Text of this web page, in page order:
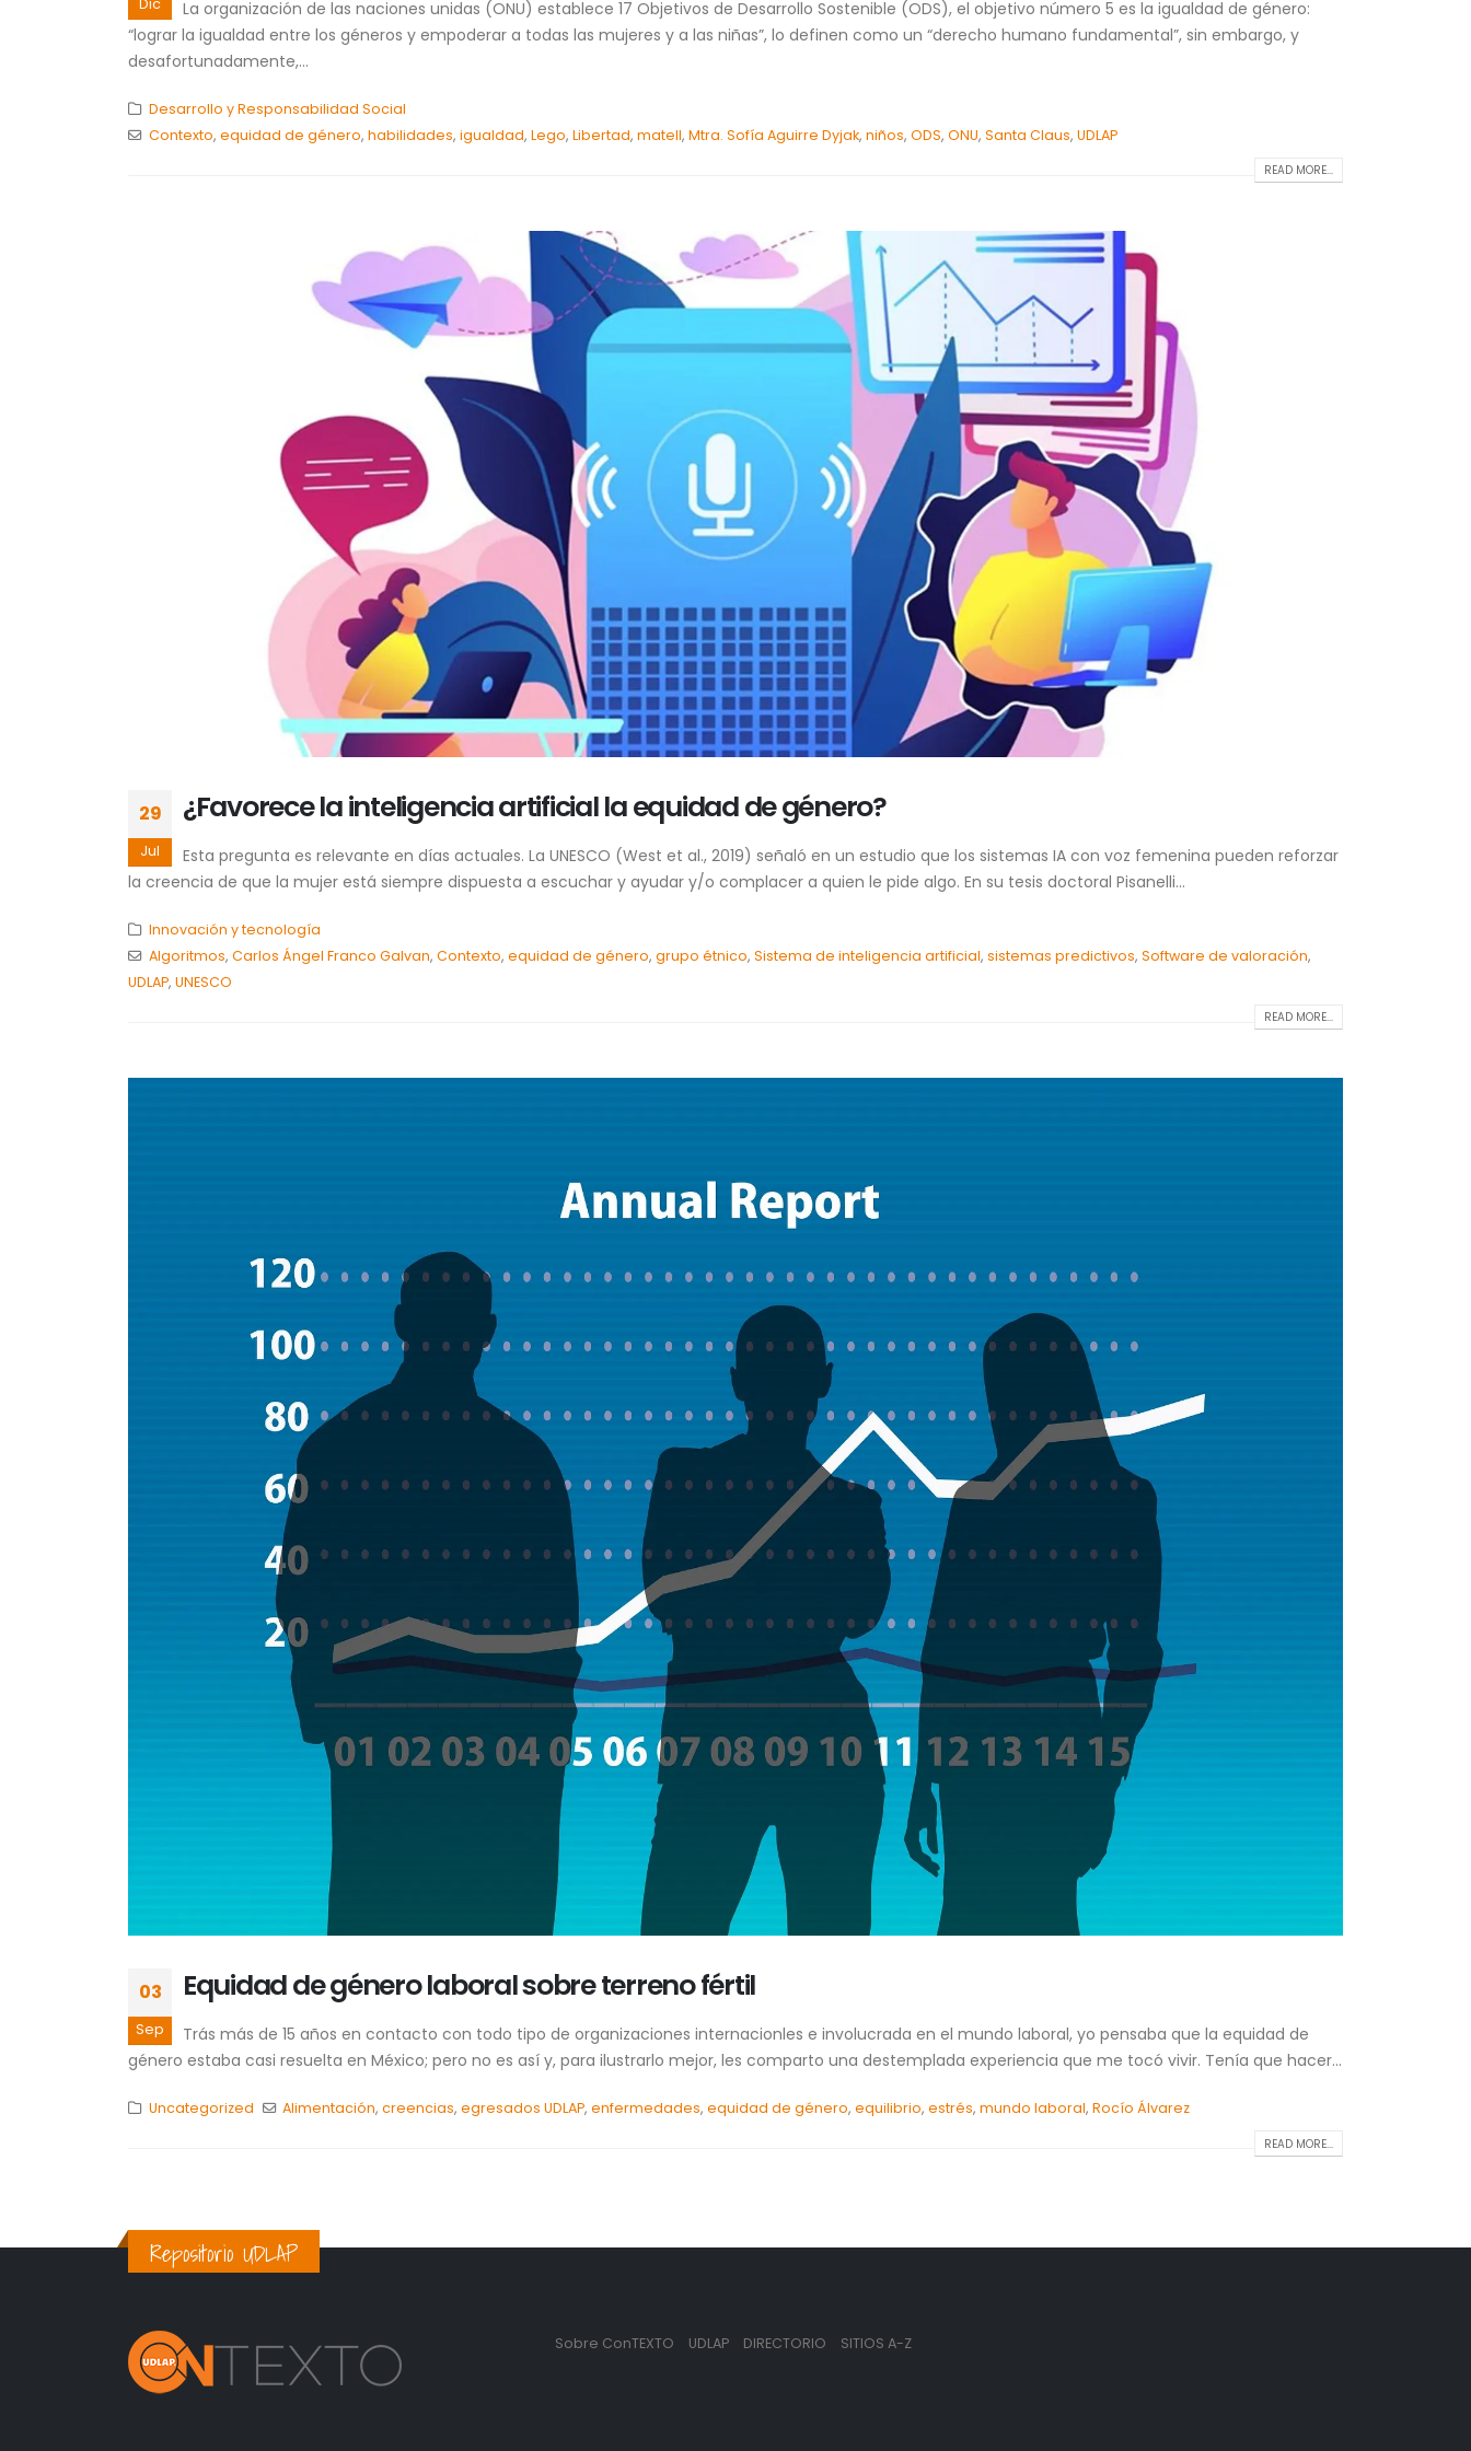
Dic
La organización de las naciones unidas (ONU) establece 17 Objetivos de Desarrollo Sostenible (ODS), el objetivo número 5 es la igualdad de género:
“lograr la igualdad entre los géneros y empoderar a todas las mujeres y a las niñas”, lo definen como un “derecho humano fundamental”, sin embargo, y
desafortunadamente,...
Desarrollo y Responsabilidad Social
Contexto, equidad de género, habilidades, igualdad, Lego, Libertad, matell, Mtra. Sofía Aguirre Dyjak, niños, ODS, ONU, Santa Claus, UDLAP
READ MORE...
29
Jul
¿Favorece la inteligencia artificial la equidad de género?
Esta pregunta es relevante en días actuales. La UNESCO (West et al., 2019) señaló en un estudio que los sistemas IA con voz femenina pueden reforzar
la creencia de que la mujer está siempre dispuesta a escuchar y ayudar y/o complacer a quien le pide algo. En su tesis doctoral Pisanelli...
Innovación y tecnología
Algoritmos, Carlos Ángel Franco Galvan, Contexto, equidad de género, grupo étnico, Sistema de inteligencia artificial, sistemas predictivos, Software de valoración,
UDLAP, UNESCO
READ MORE...
03
Sep
Equidad de género laboral sobre terreno fértil
Trás más de 15 años en contacto con todo tipo de organizaciones internacionles e involucrada en el mundo laboral, yo pensaba que la equidad de
género estaba casi resuelta en México; pero no es así y, para ilustrarlo mejor, les comparto una destemplada experiencia que me tocó vivir. Tenía que hacer...
Uncategorized Alimentación,creencias,egresados UDLAP,enfermedades,equidad de género,equilibrio,estrés,mundo laboral,Rocío Álvarez
READ MORE...
Repositorio UDLAP
Sobre ConTEXTO UDLAP DIRECTORIO SITIOS A-Z